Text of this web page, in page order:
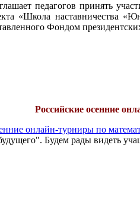
педагогов принять
«Школа наставничества
Фондом
Российские осенние
онлайн-турниры по
Будем рады видеть